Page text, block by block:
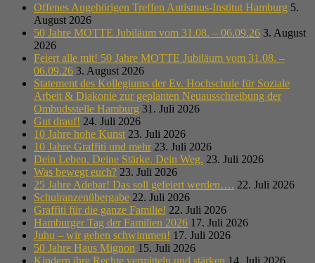
Offenes Angehörigen Treffen Autismus-Institut Hamburg 5.
August 2026
50 Jahre MOTTE Jubiläum vom 31.08. – 06.09.26 3. August
2026
Feiert alle mit! 50 Jahre MOTTE Jubiläum vom 31.08. –
06.09.26 3. August 2026
Statement des Kollegiums der Ev. Hochschule für Soziale
Arbeit & Diakonie zur geplanten Neuausschreibung der
Ombudsstelle Hamburg 31. Juli 2026
Gut drauf! 24. Juli 2026
10 Jahre hohe Kunst 23. Juli 2026
10 Jahre Graffiti und mehr 23. Juli 2026
Dein Leben. Deine Stärke. Dein Weg. 23. Juli 2026
Was bewegt euch? 23. Juli 2026
25 Jahre Adebar! Das soll gefeiert werden…. 22. Juli 2026
Schulranzenübergabe 22. Juli 2026
Graffiti für die ganze Familie! 22. Juli 2026
Hamburger Tag der Familien 2026 17. Juli 2026
Juhu – wir gehen schwimmen! 17. Juli 2026
50 Jahre Haus Mignon 15. Juli 2026
Kindern ihre Rechte vermitteln und stärken 14. Juli 2026